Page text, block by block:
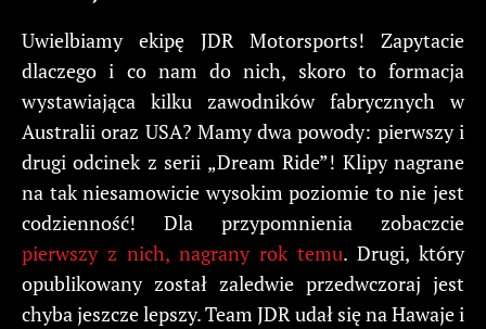
Uwielbiamy ekipę JDR Motorsports! Zapytacie
dlaczego i co nam do nich, skoro to formacja
wystawiająca kilku zawodników fabrycznych w
Australii oraz USA? Mamy dwa powody: pierwszy i
drugi odcinek z serii „Dream Ride”! Klipy nagrane
na tak niesamowicie wysokim poziomie to nie jest
codzienność! Dla przypomnienia zobaczcie
pierwszy z nich, nagrany rok temu. Drugi, który
opublikowany został zaledwie przedwczoraj jest
chyba jeszcze lepszy. Team JDR udał się na Hawaje i